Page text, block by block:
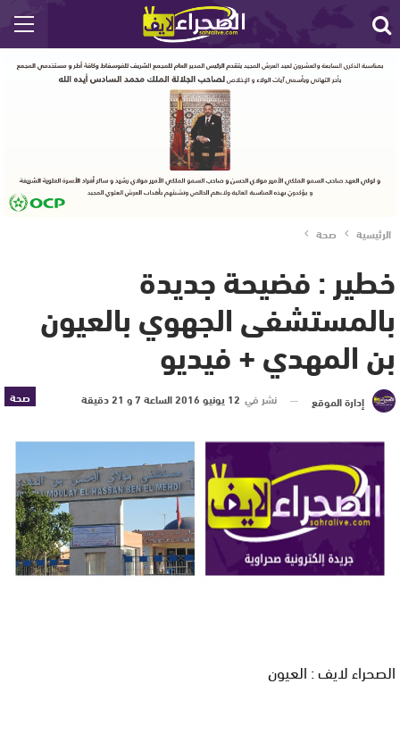
الرئيسية صحة
خطير : فضيحة جديدة
بالمستشفى الجهوي بالعيون
بن المهدي + فيديو
صحة إدارة الموقع نشر في 12 يونيو 2016 الساعة 7 و 21 دقيقة
الصحراء لايف : العيون